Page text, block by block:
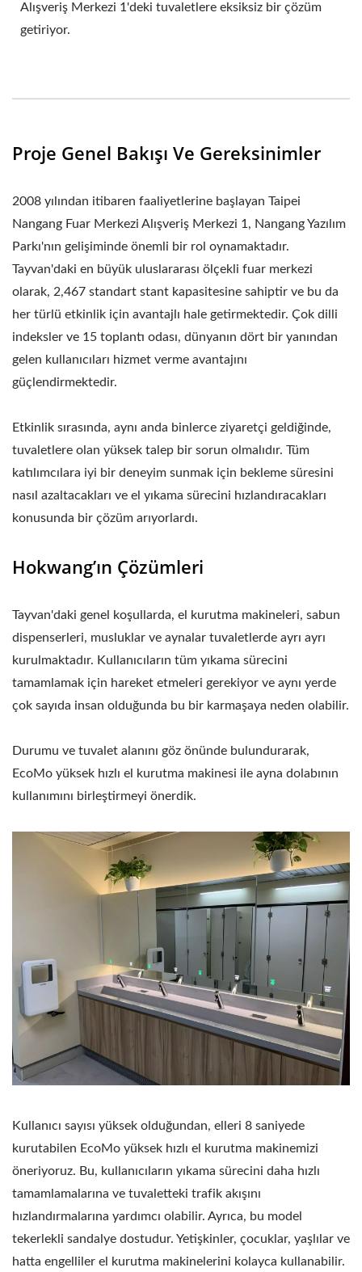
Alışveriş Merkezi 1'deki tuvaletlere eksiksiz bir çözüm
getiriyor.
Proje Genel Bakışı Ve Gereksinimler
2008 yılından itibaren faaliyetlerine başlayan Taipei
Nangang Fuar Merkezi Alışveriş Merkezi 1, Nangang Yazılım
Parkı'nın gelişiminde önemli bir rol oynamaktadır.
Tayvan'daki en büyük uluslararası ölçekli fuar merkezi
olarak, 2,467 standart stant kapasitesine sahiptir ve bu da
her türlü etkinlik için avantajlı hale getirmektedir. Çok dilli
indeksler ve 15 toplantı odası, dünyanın dört bir yanından
gelen kullanıcıları hizmet verme avantajını
güçlendirmektedir.
Etkinlik sırasında, aynı anda binlerce ziyaretçi geldiğinde,
tuvaletlere olan yüksek talep bir sorun olmalıdır. Tüm
katılımcılara iyi bir deneyim sunmak için bekleme süresini
nasıl azaltacakları ve el yıkama sürecini hızlandıracakları
konusunda bir çözüm arıyorlardı.
Hokwang’ın Çözümleri
Tayvan'daki genel koşullarda, el kurutma makineleri, sabun
dispenserleri, musluklar ve aynalar tuvaletlerde ayrı ayrı
kurulmaktadır. Kullanıcıların tüm yıkama sürecini
tamamlamak için hareket etmeleri gerekiyor ve aynı yerde
çok sayıda insan olduğunda bu bir karmaşaya neden olabilir.
Durumu ve tuvalet alanını göz önünde bulundurarak,
EcoMo yüksek hızlı el kurutma makinesi ile ayna dolabının
kullanımını birleştirmeyi önerdik.
Kullanıcı sayısı yüksek olduğundan, elleri 8 saniyede
kurutabilen EcoMo yüksek hızlı el kurutma makinemizi
öneriyoruz. Bu, kullanıcıların yıkama sürecini daha hızlı
tamamlamalarına ve tuvaletteki trafik akışını
hızlandırmalarına yardımcı olabilir. Ayrıca, bu model
tekerlekli sandalye dostudur. Yetişkinler, çocuklar, yaşlılar ve
hatta engelliler el kurutma makinelerini kolayca kullanabilir.